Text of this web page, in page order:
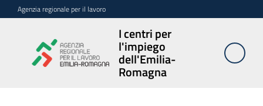
Vai al contenuto
Vai alla navigazione
Vai al footer
Agenzia regionale per il lavoro
I centri per
l'impiego
dell'Emilia-
Romagna
I centri per
l'impiego
dell'Emilia-
Romagna